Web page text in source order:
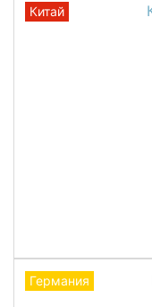
Китай
Германия